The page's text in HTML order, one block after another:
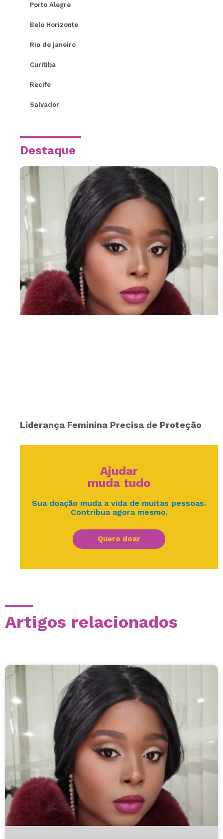
Porto Alegre
Belo Horizonte
Rio de janeiro
Curitiba
Recife
Salvador
Destaque
Liderança Feminina Precisa de Proteção
Ajudar
muda tudo
Sua doação muda a vida de muitas pessoas.
Contribua agora mesmo.
Quero doar
Artigos relacionados